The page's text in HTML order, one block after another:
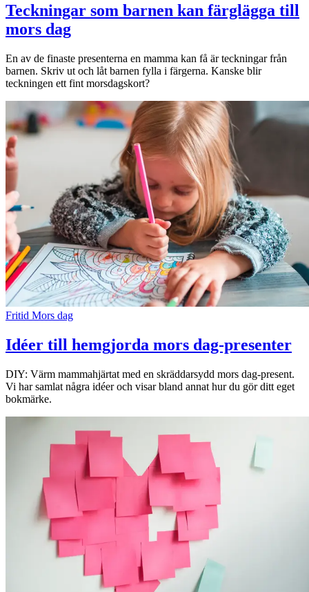
Öppettider
Praktisk information
Presentkort
Min Shopping-app
Teckningar som barnen kan färglägga till
mors dag
En av de finaste presenterna en mamma kan få är teckningar från
barnen. Skriv ut och låt barnen fylla i färgerna. Kanske blir
teckningen ett fint morsdagskort?
Fritid Mors dag
Idéer till hemgjorda mors dag-presenter
DIY: Värm mammahjärtat med en skräddarsydd mors dag-present.
Vi har samlat några idéer och visar bland annat hur du gör ditt eget
bokmärke.